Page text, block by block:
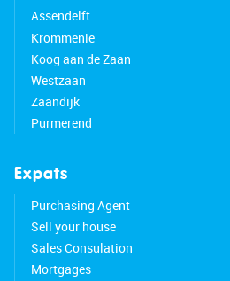
Assendelft
Krommenie
Koog aan de Zaan
Westzaan
Zaandijk
Purmerend
Expats
Purchasing Agent
Sell your house
Sales Consulation
Mortgages